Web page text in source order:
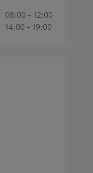
08:00 - 12:00
14:00 - 19:00